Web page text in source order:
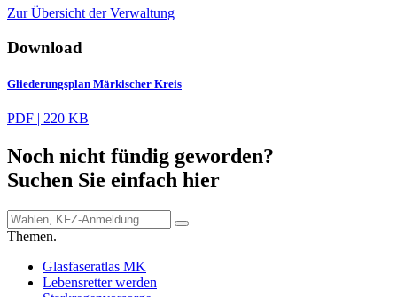
Zur Übersicht der Verwaltung
Download
Gliederungsplan Märkischer Kreis
PDF | 220 KB
Noch nicht fündig geworden?
Suchen Sie einfach hier
Themen.
Glasfaseratlas MK
Lebensretter werden